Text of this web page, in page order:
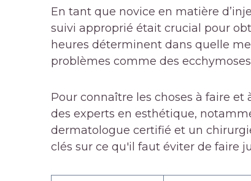
En tant que novice en matière
suivi approprié était crucial pour
heures déterminent dans quelle
problèmes comme des
Pour connaître les choses à faire
des experts en esthétique,
dermatologue certifié et un
clés sur ce qu'il faut éviter de faire